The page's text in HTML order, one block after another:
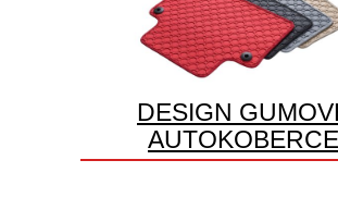
DESIGN
AUTOKOBERCE